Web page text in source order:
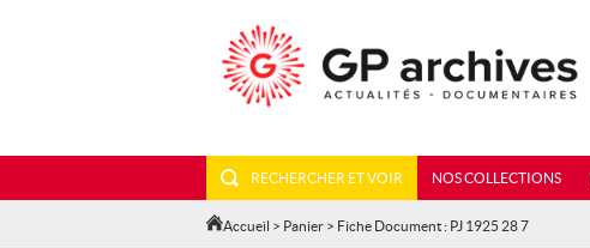
RECHERCHER ET VOIR NOS COLLECTIONS
Accueil > Panier > Fiche Document : PJ 1925 28 7